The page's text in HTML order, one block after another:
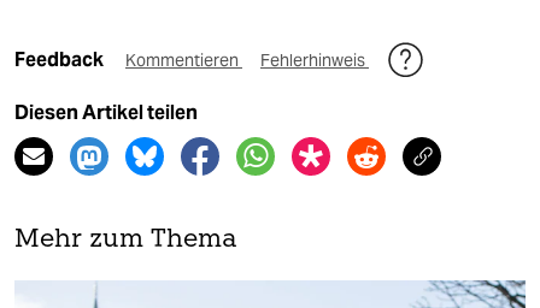
Feedback Kommentieren Fehlerhinweis
Diesen Artikel teilen
Mehr zum Thema